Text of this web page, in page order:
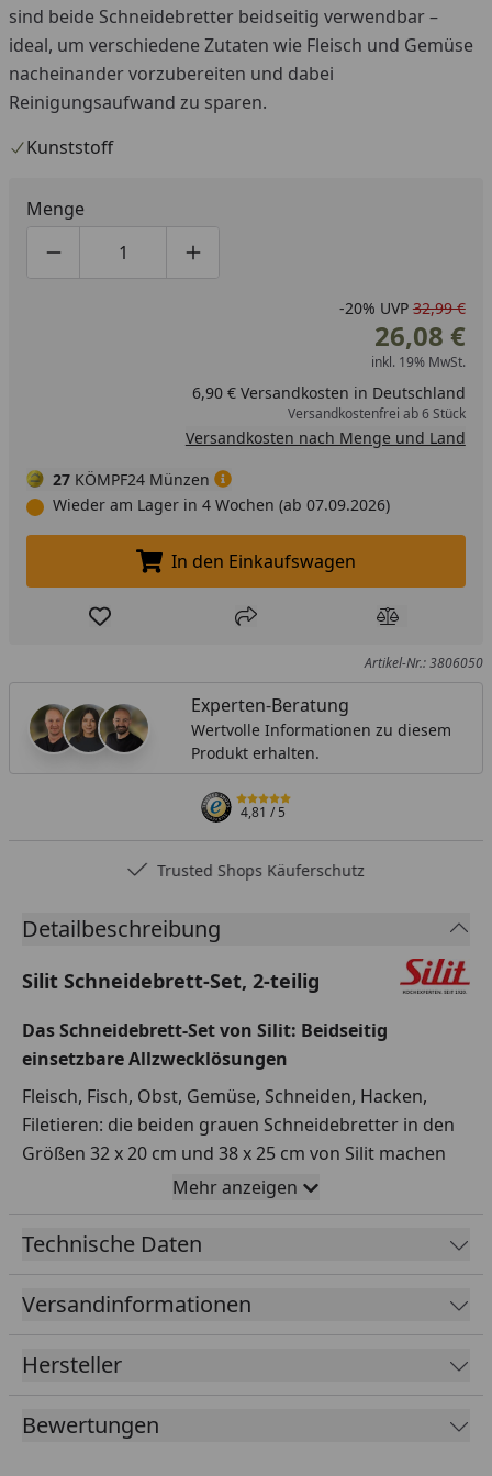
sind beide Schneidebretter beidseitig verwendbar –
ideal, um verschiedene Zutaten wie Fleisch und Gemüse
nacheinander vorzubereiten und dabei
Reinigungsaufwand zu sparen.
Kunststoff
Menge
Produktmenge um eins verringern
Produktmenge manuell eingeben
Produktmenge um eins erhöhen
-20% UVP 32,99 €
26,08 €
inkl. 19% MwSt.
6,90 € Versandkosten in Deutschland
Versandkostenfrei ab 6 Stück
Versandkosten nach Menge und Land
27 KÖMPF24 Münzen
Wieder am Lager in 4 Wochen (ab 07.09.2026)
In den Einkaufswagen legen
In den Einkaufswagen
Produkt zur Wunschliste hinzufügen
Teilen Produkt
Artikel-Nr.: 3806050
Experten-Beratung
Wertvolle Informationen zu diesem
Produkt erhalten.
4,81/ 5
Trusted Shops Käuferschutz
Detailbeschreibung
Silit Schneidebrett-Set, 2-teilig
Das Schneidebrett-Set von Silit: Beidseitig
einsetzbare Allzwecklösungen
Fleisch, Fisch, Obst, Gemüse, Schneiden, Hacken,
Filetieren: die beiden grauen Schneidebretter in den
Größen 32 x 20 cm und 38 x 25 cm von Silit machen
einfach alles mit. Das 2-teilige Set ist die praktische
Allzwecklösung in jeder Küche. Hergestellt aus
hochwertigem und wertvolle Messerklingen
beidseitig verwendbar – ideal, um verschiedene
vorzubereiten und dabei zwischenzeitlichen
Reinigungsaufwand zu sparen. Dazu liegen sie dank
verfügen über eine praktische Saftrille, die
Mehr anzeigen
Technische Daten
Versandinformationen
Hersteller
Bewertungen